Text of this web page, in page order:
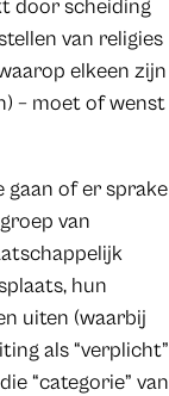
door scheiding
van religies
elkeen zijn
– moet of wenst
gaan of er sprake
van
hun
uiten (waarbij
als “verplicht”
“categorie” van